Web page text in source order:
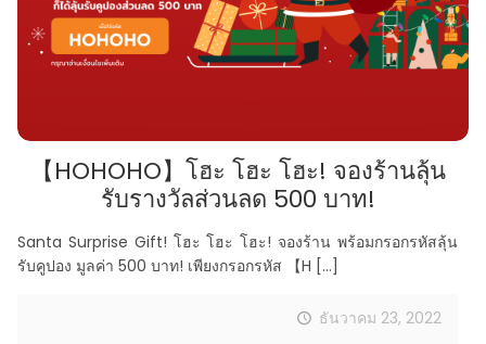
【HOHOHO】โฮะ โฮะ โฮะ! จองร้านลุ้น
รับรางวัลส่วนลด 500 บาท!
Santa Surprise Gift! โฮะ โฮะ โฮะ! จองร้าน พร้อมกรอกรหัสลุ้น
รับคูปอง มูลค่า 500 บาท! เพียงกรอกรหัส 【H […]
ธันวาคม 23, 2022